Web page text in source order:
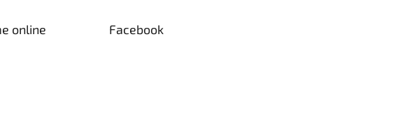
online
Facebook